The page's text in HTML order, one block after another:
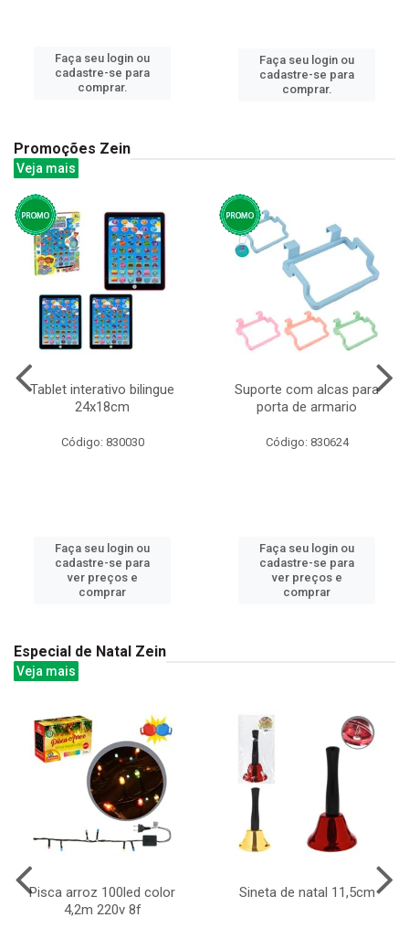
Faça seu login ou
cadastre-se para
comprar.
Faça seu login ou
cadastre-se para
comprar.
Promoções Zein
Veja mais
Tablet interativo bilingue
24x18cm
Código: 830030
Faça seu login ou
cadastre-se para
ver preços e
comprar
Suporte com alcas para
porta de armario
Código: 830624
Faça seu login ou
cadastre-se para
ver preços e
comprar
Especial de Natal Zein
Veja mais
Pisca arroz 100led color
4,2m 220v 8f
Sineta de natal 11,5cm